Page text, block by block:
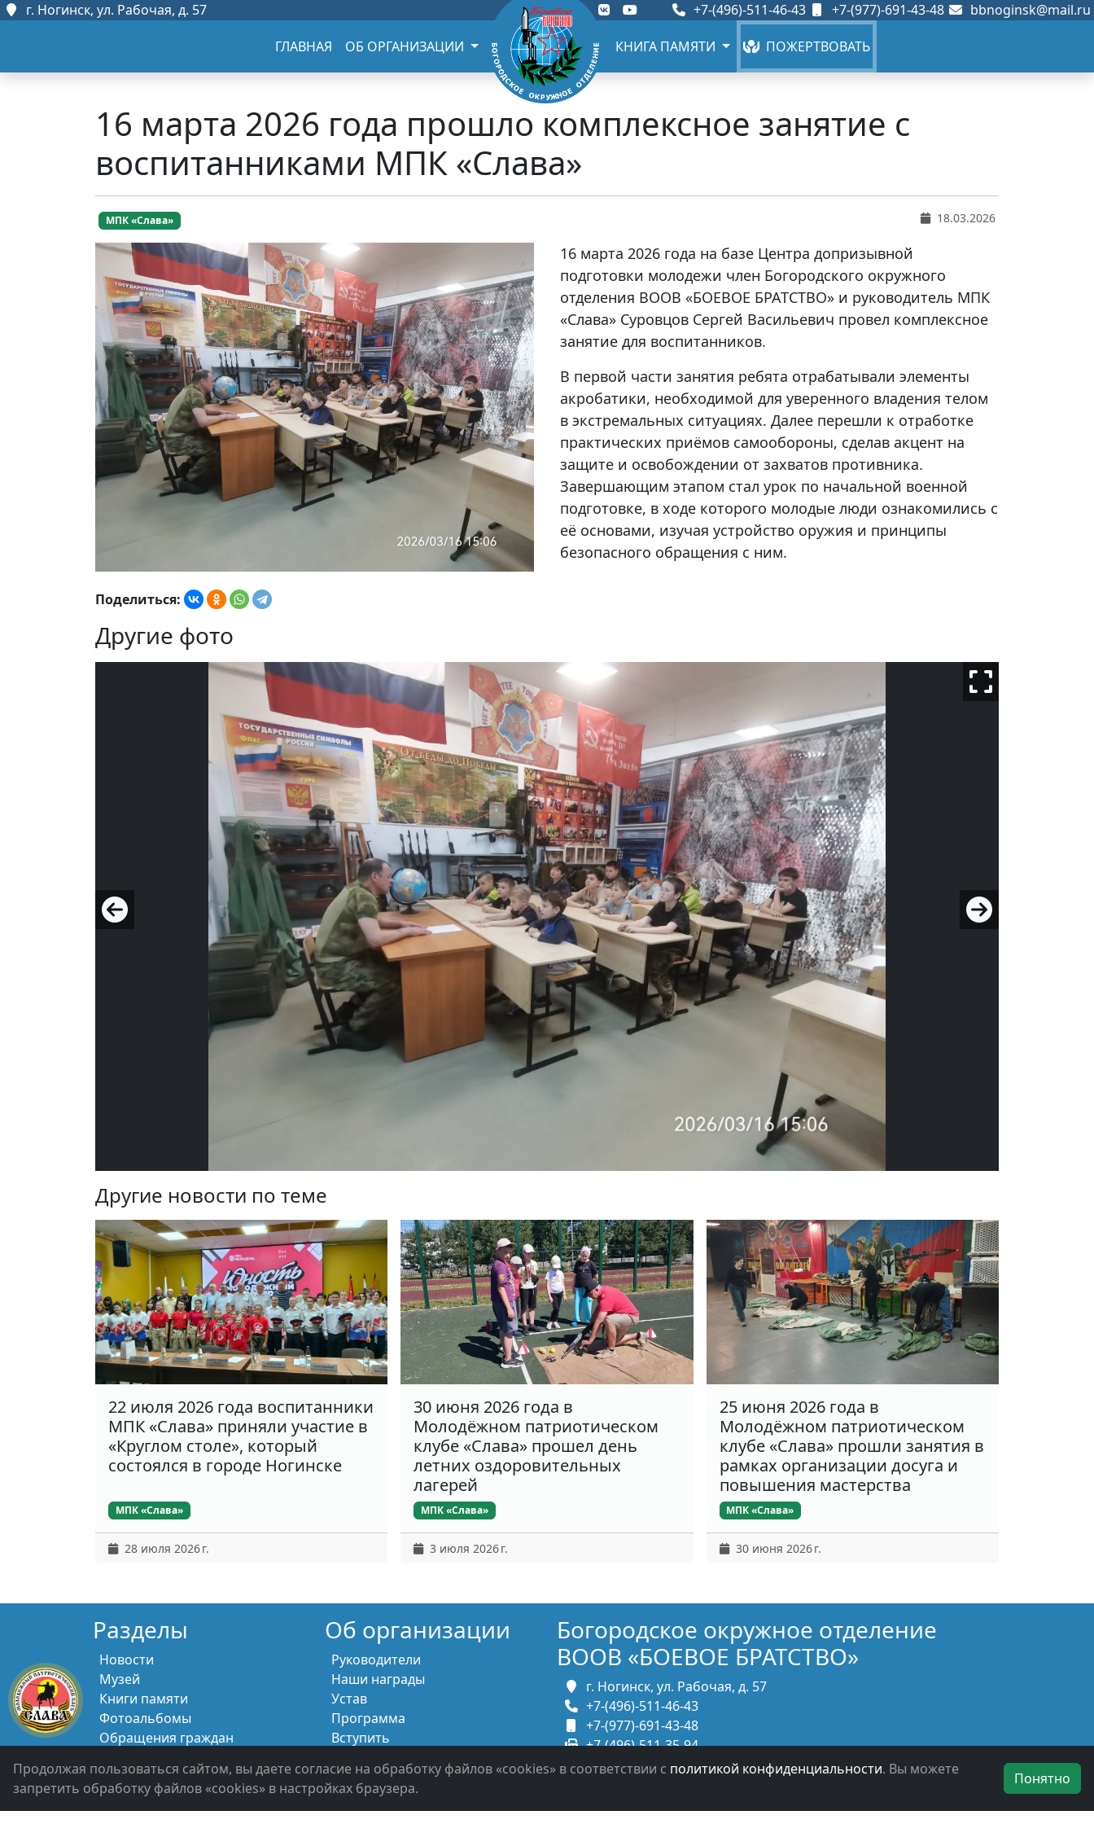
г. Ногинск, ул. Рабочая, д. 57 +7-(496)-511-46-43 +7-(977)-691-43-48 bbnoginsk@mail.ru
ГЛАВНАЯ ОБ ОРГАНИЗАЦИИ КНИГА ПАМЯТИ ПОЖЕРТВОВАТЬ
16 марта 2026 года прошло комплексное занятие с
воспитанниками МПК «Слава»
МПК «Слава» 18.03.2026
16 марта 2026 года на базе Центра допризывной
подготовки молодежи член Богородского окружного
отделения ВООВ «БОЕВОЕ БРАТСТВО» и руководитель МПК
«Слава» Суровцов Сергей Васильевич провел комплексное
занятие для воспитанников.
В первой части занятия ребята отрабатывали элементы
акробатики, необходимой для уверенного владения телом
в экстремальных ситуациях. Далее перешли к отработке
практических приёмов самообороны, сделав акцент на
защите и освобождении от захватов противника.
Завершающим этапом стал урок по начальной военной
подготовке, в ходе которого молодые люди ознакомились с
её основами, изучая устройство оружия и принципы
безопасного обращения с ним.
Поделиться:
Другие фото
Другие новости по теме
22 июля 2026 года воспитанники
МПК «Слава» приняли участие в
«Круглом столе», который
состоялся в городе Ногинске
МПК «Слава»
28 июля 2026 г.
30 июня 2026 года в
Молодёжном патриотическом
клубе «Слава» прошел день
летних оздоровительных
лагерей
МПК «Слава»
3 июля 2026 г.
25 июня 2026 года в
Молодёжном патриотическом
клубе «Слава» прошли занятия в
рамках организации досуга и
повышения мастерства
МПК «Слава»
30 июня 2026 г.
Разделы
Новости
Музей
Книги памяти
Фотоальбомы
Обращения граждан
семьям
Об организации
Руководители
Наши награды
Устав
Программа
Вступить
Богородское окружное отделение
ВООВ «БОЕВОЕ БРАТСТВО»
г. Ногинск, ул. Рабочая, д. 57
+7-(496)-511-46-43
+7-(977)-691-43-48
+7-(496)-511-35-94
bbnoginsk@mail.ru
Продолжая пользоваться сайтом, вы даете согласие на обработку файлов «cookies» в соответствии с политикой конфиденциальности. Вы можете
запретить обработку файлов «cookies» в настройках браузера.
Понятно